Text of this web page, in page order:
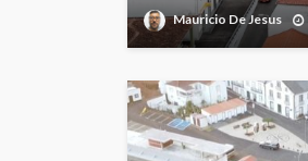
Mauricio De Jesus